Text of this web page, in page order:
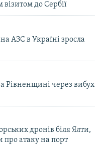
до Сербії
АЗС в Україні зросла
Рівненщині через вибух
дронів біля Ялти,
про атаку на порт